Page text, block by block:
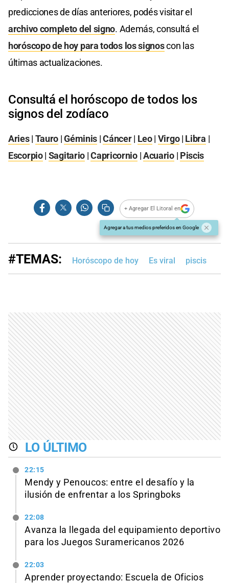
predicciones de días anteriores, podés visitar el
archivo completo del signo. Además, consultá el
horóscopo de hoy para todos los signoscon las
últimas actualizaciones.
Consultá el horóscopo de todos los
signos del zodíaco
Aries| Tauro |Géminis |Cáncer| Leo| Virgo| Libra |
Escorpio| Sagitario |Capricornio|Acuario| Piscis
+ Agregar El Litoral en
Agregar a tus medios preferidos en Google
#TEMAS: Horóscopo de hoy Es viral piscis
LO ÚLTIMO
22:15
Mendy y Penoucos: entre el desafío y la
ilusión de enfrentar a los Springboks
22:08
Avanza la llegada del equipamiento deportivo
para los Juegos Suramericanos 2026
22:03
Aprender proyectando: Escuela de Oficios